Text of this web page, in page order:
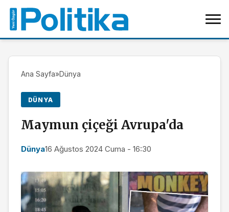
Ana Sayfa»Dünya
DÜNYA
Maymun çiçeği Avrupa'da
Dünya16 Ağustos 2024 Cuma - 16:30